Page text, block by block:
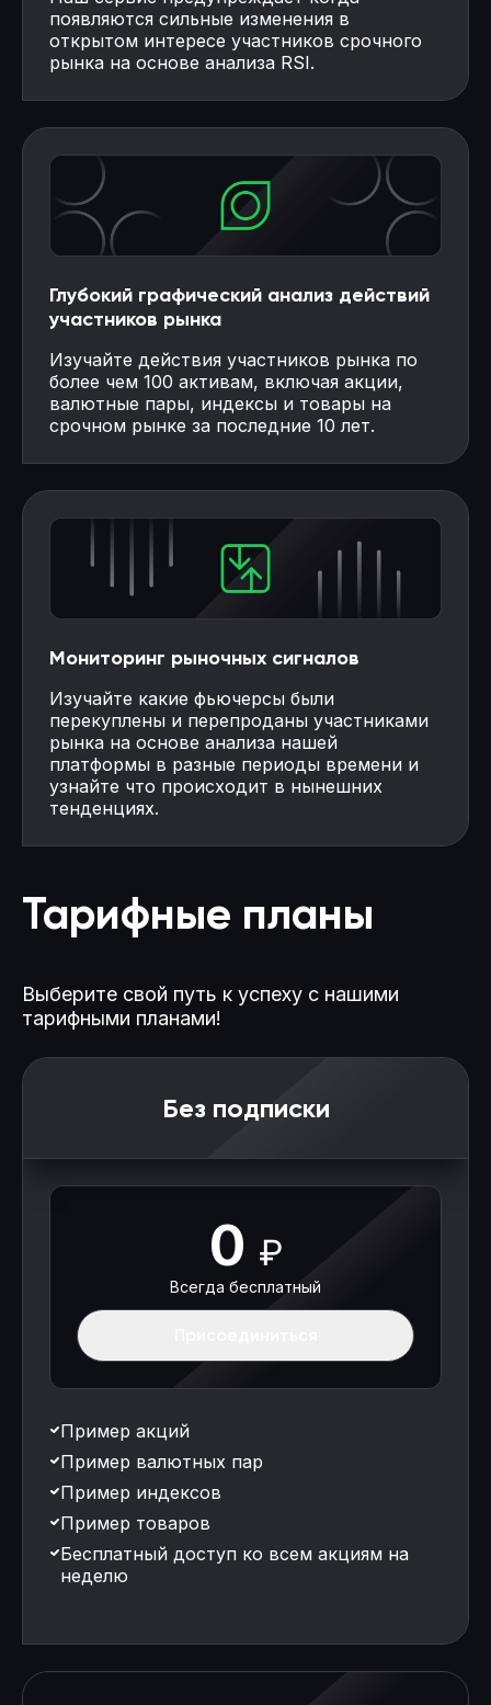
появляются сильные изменения в
открытом интересе участников срочного
рынка на основе анализа RSI.
Глубокий графический анализ действий
участников рынка
Изучайте действия участников рынка по
более чем 100 активам, включая акции,
валютные пары, индексы и товары на
срочном рынке за последние 10 лет.
Мониторинг рыночных сигналов
Изучайте какие фьючерсы были
перекуплены и перепроданы участниками
рынка на основе анализа нашей
платформы в разные периоды времени и
узнайте что происходит в нынешних
тенденциях.
Тарифные планы
Выберите свой путь к успеху с нашими
тарифными планами!
Без подписки
0 ₽
Всегда бесплатный
Пример акций
Пример валютных пар
Пример индексов
Пример товаров
Бесплатный доступ ко всем акциям на
неделю